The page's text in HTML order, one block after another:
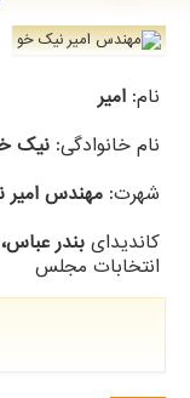
نام: امیر
نام خانوادگی: نیک
شهرت: مهندس
کاندیدای بندر
انتخابات مجلس